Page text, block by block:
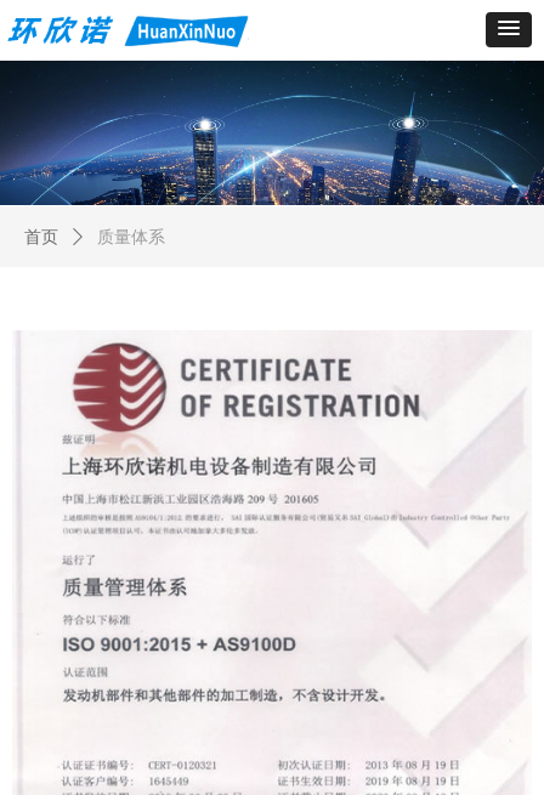
首页 ꄲ 质量体系